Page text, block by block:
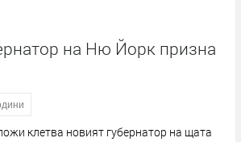
на Ню Йорк призна
клетва новият губернатор на щата